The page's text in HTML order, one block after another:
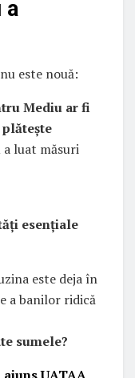
a
este nouă:
Mediu ar fi
a luat măsuri
esențiale
este deja în
a banilor ridică
sumele?